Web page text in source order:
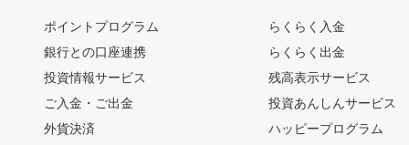
ポイントプログラム
銀行との口座連携
投資情報サービス
ご入金・ご出金
外貨決済
らくらく入金
らくらく出金
残高表示サービス
投資あんしんサービス
ハッピープログラム